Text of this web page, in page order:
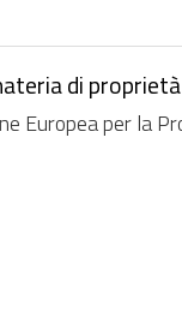
di
Europea per la